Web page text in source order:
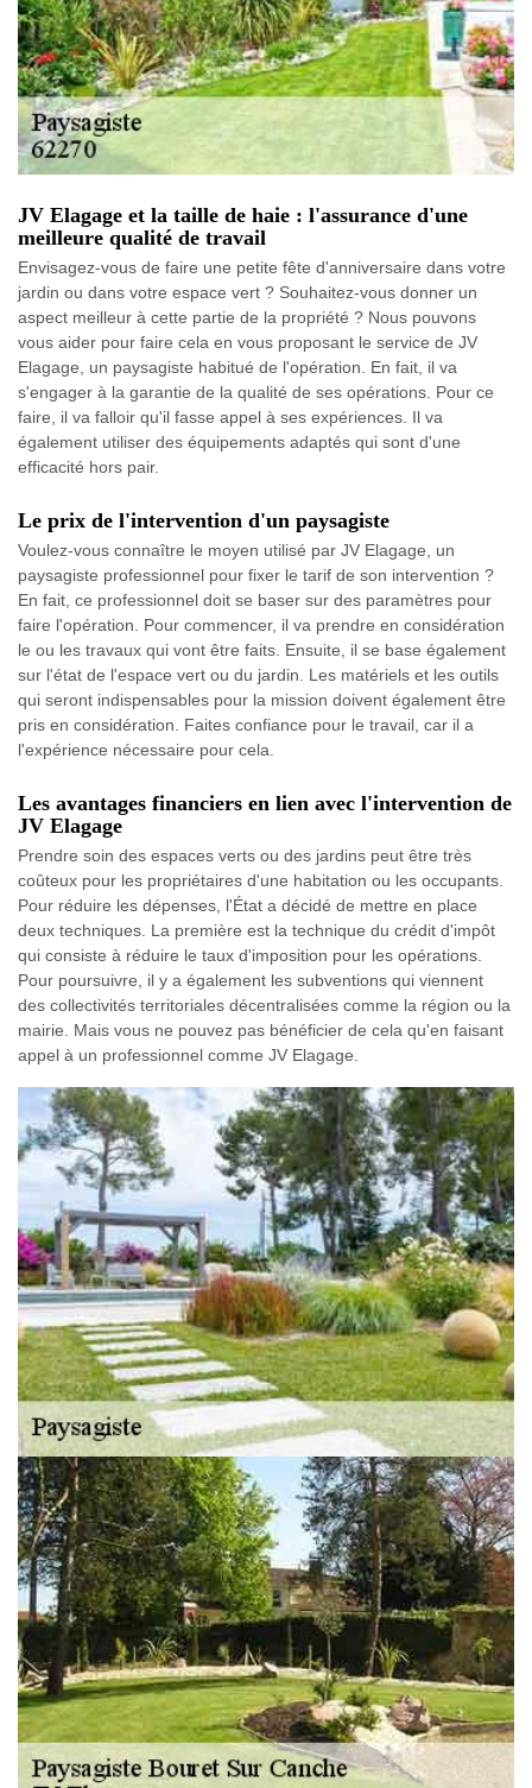
JV Elagage et la taille de haie : l'assurance d'une
meilleure qualité de travail
Envisagez-vous de faire une petite fête d'anniversaire dans votre
jardin ou dans votre espace vert ? Souhaitez-vous donner un
aspect meilleur à cette partie de la propriété ? Nous pouvons
vous aider pour faire cela en vous proposant le service de JV
Elagage, un paysagiste habitué de l'opération. En fait, il va
s'engager à la garantie de la qualité de ses opérations. Pour ce
faire, il va falloir qu'il fasse appel à ses expériences. Il va
également utiliser des équipements adaptés qui sont d'une
efficacité hors pair.
Le prix de l'intervention d'un paysagiste
Voulez-vous connaître le moyen utilisé par JV Elagage, un
paysagiste professionnel pour fixer le tarif de son intervention ?
En fait, ce professionnel doit se baser sur des paramètres pour
faire l'opération. Pour commencer, il va prendre en considération
le ou les travaux qui vont être faits. Ensuite, il se base également
sur l'état de l'espace vert ou du jardin. Les matériels et les outils
qui seront indispensables pour la mission doivent également être
pris en considération. Faites confiance pour le travail, car il a
l'expérience nécessaire pour cela.
Les avantages financiers en lien avec l'intervention de
JV Elagage
Prendre soin des espaces verts ou des jardins peut être très
coûteux pour les propriétaires d'une habitation ou les occupants.
Pour réduire les dépenses, l'État a décidé de mettre en place
deux techniques. La première est la technique du crédit d'impôt
qui consiste à réduire le taux d'imposition pour les opérations.
Pour poursuivre, il y a également les subventions qui viennent
des collectivités territoriales décentralisées comme la région ou la
mairie. Mais vous ne pouvez pas bénéficier de cela qu'en faisant
appel à un professionnel comme JV Elagage.